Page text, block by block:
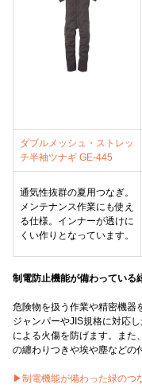
ダブルメッシュ・ストレッ
チ半袖ツナギ GE-445
通気性抜群の夏用つなぎ。
メンテナンス作業にも使え
る仕様。インナーが透けに
くい作りとなっています。
制電防止機能が備わっている
危険物を扱う作業や精密機器
ジャンパーやJIS規格に対応
による火傷を防げます。また
の纏わりつきや埃や塵などの
▶︎制電機能が備わった緑のつ